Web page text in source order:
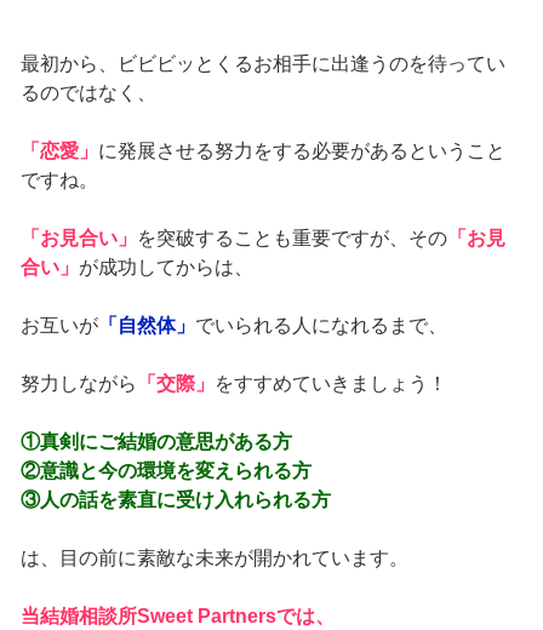
最初から、ビビビッとくるお相手に出逢うのを待ってい
るのではなく、
「恋愛」 に発展させる努力をする必要があるということ
ですね。
「お見合い」 を突破することも重要ですが、その「お見
合い」 が成功してからは、
お互いが「自然体」 でいられる人になれるまで、
努力しながら 「交際」 をすすめていきましょう！
①真剣にご結婚の意思がある方
②意識と今の環境を変えられる方
③人の話を素直に受け入れられる方
は、目の前に素敵な未来が開かれています。
当結婚相談所Sweet Partnersでは、